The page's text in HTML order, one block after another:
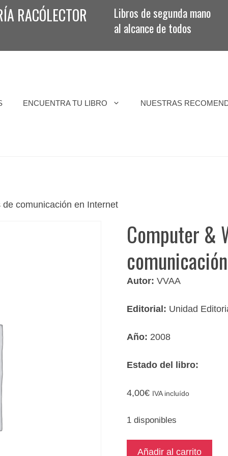
RACÓLECTOR
Libros de segunda mano
al alcance de todos
ENCUENTRA TU LIBRO NUESTRAS
comunicación en Internet
Computer &
Autor:VVAA
Editorial: Unidad
Año: 2008
Estado del libro:
4,00€ IVA incluído
1 disponibles
Computer
Añadir al carrito